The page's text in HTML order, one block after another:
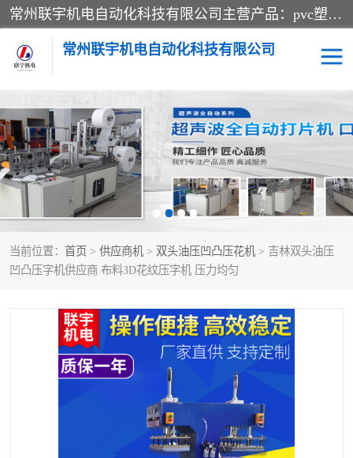
常州联宇机电自动化科技有限公司主营产品：pvc塑料焊机、高频热合机、软膜天花压边机、服装布料凹凸压花机、布料3d压印设备、服装植胶设备、超声波布料花边机、无纺布热合机、全自动压花机。
常州联宇机电自动化科技有限公司
当前位置： 首页 > 供应商机 > 双头油压凹凸压花机 > 吉林双头油压
凹凸压字机供应商 布料3D花纹压字机 压力均匀
压花定型机以及压花模具 超声波热合机
高频热合机 超声波花边机
超声波复合压花机 凹凸压花机压标机
3040凹凸压花机 双头服装凹凸压花机
高频压花压标机 自动超声波打片成型机
泡壳包装封口机 海绵产品成型机